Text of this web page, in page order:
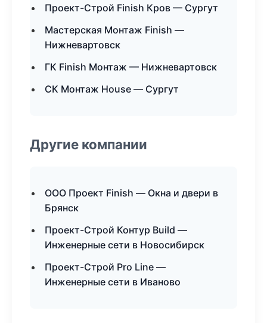
Проект-Строй Finish Кров — Сургут
Мастерская Монтаж Finish —
Нижневартовск
ГК Finish Монтаж — Нижневартовск
СК Монтаж House — Сургут
Другие компании
ООО Проект Finish — Окна и двери в
Брянск
Проект-Строй Контур Build —
Инженерные сети в Новосибирск
Проект-Строй Pro Line —
Инженерные сети в Иваново